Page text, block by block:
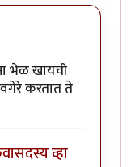
भेळ खायची
करतात ते
सदस्य व्हा